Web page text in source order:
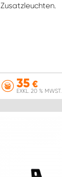
Zusatzleuchten.
35 €
EXKL. 20 % MWST.